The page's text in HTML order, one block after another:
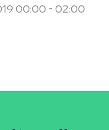
00:00 - 02:00